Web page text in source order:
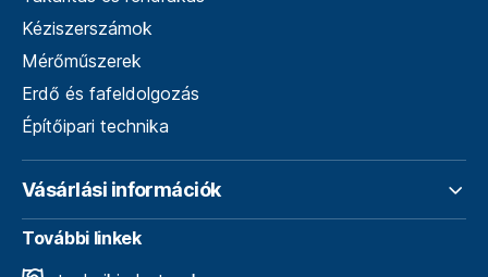
Kéziszerszámok
Mérőműszerek
Erdő és fafeldolgozás
Építőipari technika
Vásárlási információk
További linkek